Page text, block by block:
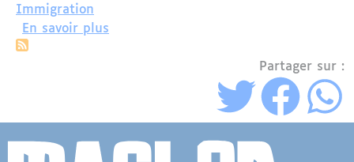
Immigration
En savoir plus
Partager sur :